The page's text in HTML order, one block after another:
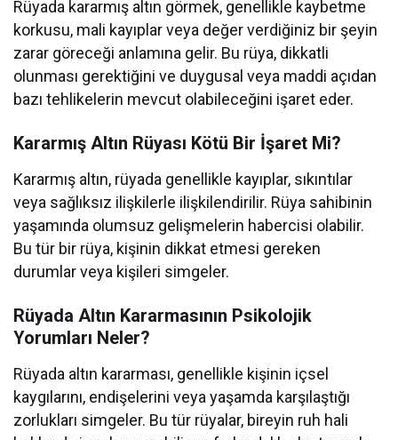
Rüyada kararmış altın görmek, genellikle kaybetme
korkusu, mali kayıplar veya değer verdiğiniz bir şeyin
zarar göreceği anlamına gelir. Bu rüya, dikkatli
olunması gerektiğini ve duygusal veya maddi açıdan
bazı tehlikelerin mevcut olabileceğini işaret eder.
Kararmış Altın Rüyası Kötü Bir İşaret Mi?
Kararmış altın, rüyada genellikle kayıplar, sıkıntılar
veya sağlıksız ilişkilerle ilişkilendirilir. Rüya sahibinin
yaşamında olumsuz gelişmelerin habercisi olabilir.
Bu tür bir rüya, kişinin dikkat etmesi gereken
durumlar veya kişileri simgeler.
Rüyada Altın Kararmasının Psikolojik
Yorumları Neler?
Rüyada altın kararması, genellikle kişinin içsel
kaygılarını, endişelerini veya yaşamda karşılaştığı
zorlukları simgeler. Bu tür rüyalar, bireyin ruh hali